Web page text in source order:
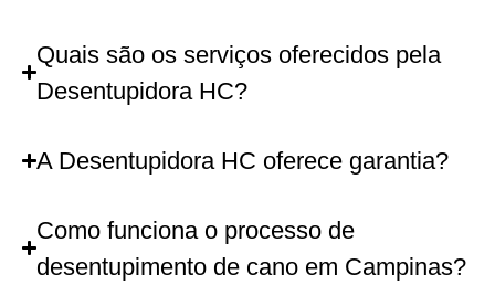
Quais são os serviços oferecidos pela
Desentupidora HC?
A Desentupidora HC oferece garantia?
Como funciona o processo de
desentupimento de cano em Campinas?